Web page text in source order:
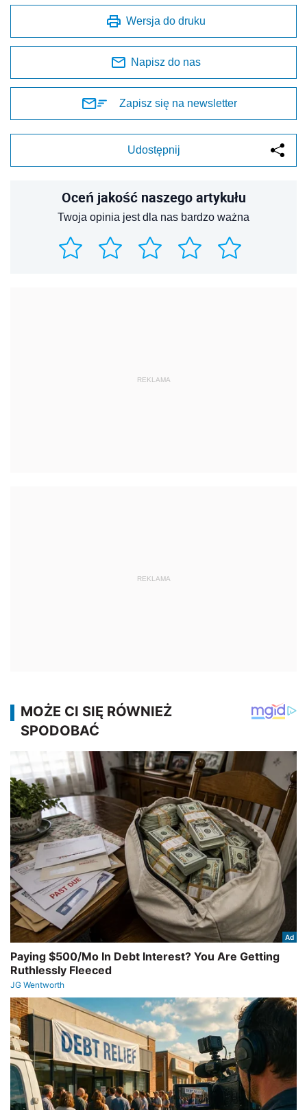
Wersja do druku
Napisz do nas
Zapisz się na newsletter
Udostępnij
Oceń jakość naszego artykułu
Twoja opinia jest dla nas bardzo ważna
REKLAMA
REKLAMA